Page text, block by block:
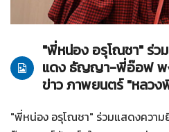
30-04-2568 ทั่วไป
"พี่หน่อง อรุโณชา" ร่ว
แดง ธัญญา-พี่อ๊อฟ พ
ข่าว ภาพยนตร์ "หลวง
"พี่หน่อง อรุโณชา" ร่วมแสดงคว